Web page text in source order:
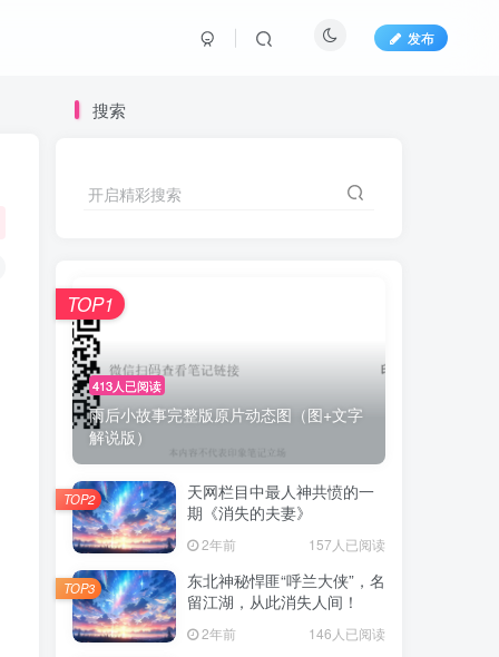
发布
搜索
开启精彩搜索
413人已阅读
雨后小故事完整版原片动态图（图+文字
解说版）
TOP1
天网栏目中最人神共愤的一
期《消失的夫妻》
2年前 157人已阅读
TOP2
东北神秘悍匪“呼兰大侠”，名
留江湖，从此消失人间！
2年前 146人已阅读
TOP3